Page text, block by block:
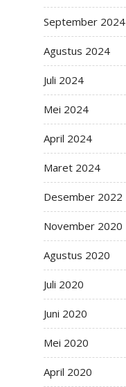
September 2024
Agustus 2024
Juli 2024
Mei 2024
April 2024
Maret 2024
Desember 2022
November 2020
Agustus 2020
Juli 2020
Juni 2020
Mei 2020
April 2020